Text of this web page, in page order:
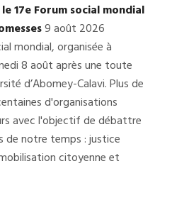
17e Forum social mondial
9 août 2026
mondial, organisée à
8 août après une toute
d’Abomey-Calavi. Plus de
d'organisations
avec l'objectif de débattre
de notre temps : justice
citoyenne et